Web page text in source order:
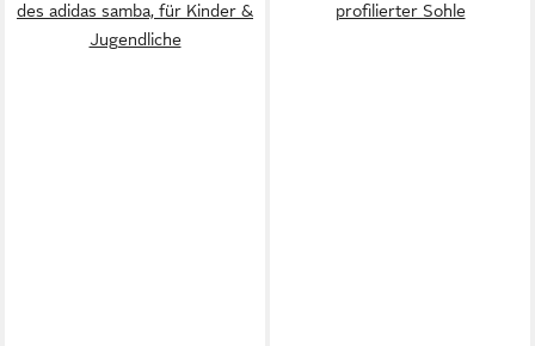
des adidas samba, für Kinder &
Jugendliche
profilierter Sohle